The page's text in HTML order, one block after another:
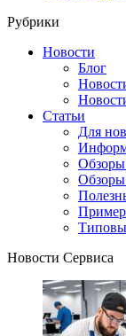
Рубрики
Новости
Блог
Статьи
Для
Обзоры
Новости Сервиса